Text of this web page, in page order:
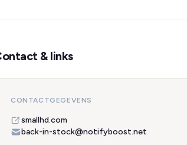
& links
CONTACTGEGEVENS
smallhd.com
back-in-stock@notifyboost.net